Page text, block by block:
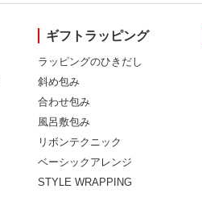
ギフトラッピング
ラッピングのひきだし
斜め包み
合わせ包み
風呂敷包み
リボンテクニック
ベーシックアレンジ
STYLE WRAPPING